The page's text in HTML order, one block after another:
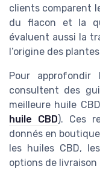
clients comparent
du flacon et la
évaluent aussi la
l’origine des
Pour approfondir
consultent des
meilleure huile
huile CBD). Ces
donnés en
les huiles CBD,
options de livraison